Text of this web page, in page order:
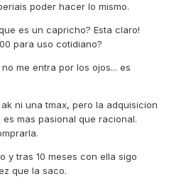
poder hacer lo mismo.
es un capricho? Esta claro!
para uso cotidiano?
me entra por los ojos... es
ni una tmax, pero la adquisicion
mas pasional que racional.
y tras 10 meses con ella sigo
que la saco.